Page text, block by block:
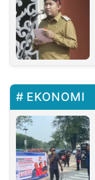
EKONOMI